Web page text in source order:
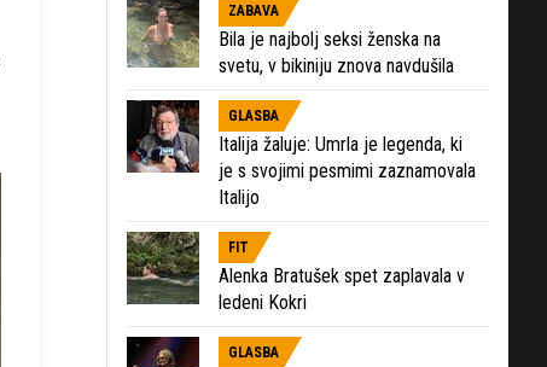
ZABAVA
Bila je najbolj seksi ženska na
svetu, v bikiniju znova navdušila
GLASBA
Italija žaluje: Umrla je legenda, ki
je s svojimi pesmimi zaznamovala
Italijo
FIT
Alenka Bratušek spet zaplavala v
ledeni Kokri
GLASBA